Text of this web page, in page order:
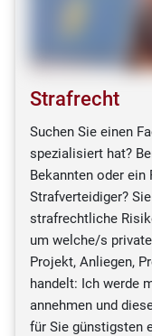
Strafrecht
Suchen Sie einen
spezialisiert hat?
Bekannten oder
Strafverteidiger?
strafrechtliche
um welche/s
Projekt, Anliegen,
handelt: Ich werde
annehmen und
für Sie günstigsten